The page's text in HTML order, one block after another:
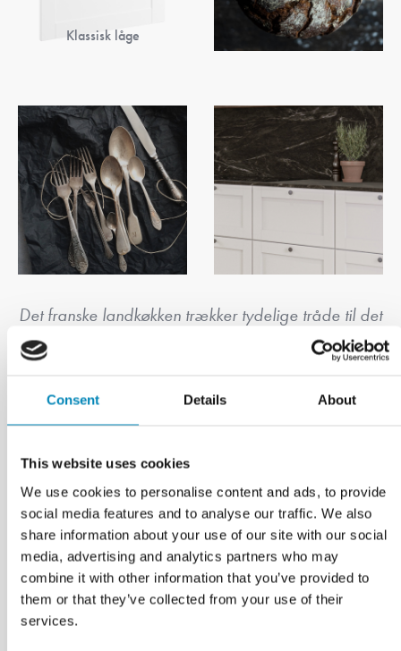
Consent Details About
This website uses cookies
We use cookies to personalise content and ads, to provide
social media features and to analyse our traffic. We also
share information about your use of our site with our social
media, advertising and analytics partners who may
combine it with other information that you’ve provided to
them or that they’ve collected from your use of their
services.
Klassisk låge
Det franske landkøkken trækker tydelige tråde til det
franske køkken, der er verdenskendt for sine
raffinerede smage. Her må det gerne ses, at der
laves mad, for det er køkkenets fineste formål at